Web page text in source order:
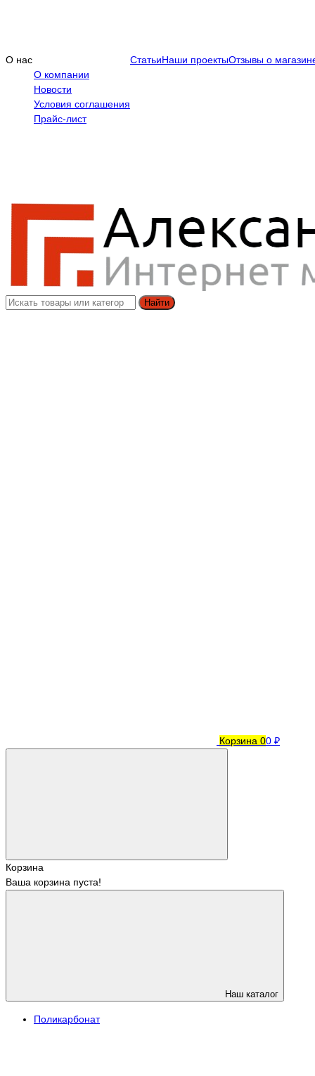
О нас
О компании
Новости
Условия соглашения
Прайс-лист
СтатьиНаши проектыОтзывы о
Найти
Корзина 00 ₽
Корзина
Ваша корзина пуста!
Наш каталог
Поликарбонат